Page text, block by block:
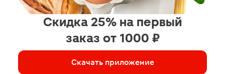
Скидка 25% на первый
заказ от 1000 ₽
Скачать приложение